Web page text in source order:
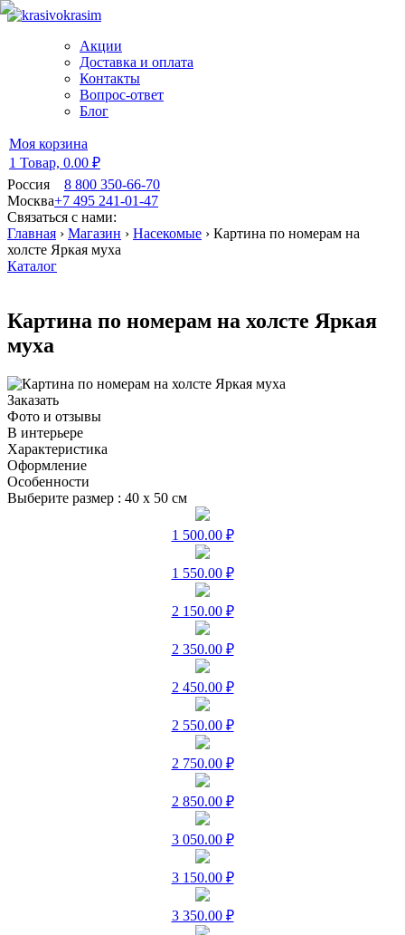
Акции
Доставка и оплата
Контакты
Вопрос-ответ
Блог
Моя корзина
1 Товар, 0.00 ₽
Россия
8 800 350-66-70
Москва+7 495 241-01-47
Связаться с нами:
Главная › Магазин › Насекомые › Картина по номерам на
холсте Яркая муха
Каталог
Картина по номерам на холсте Яркая
муха
Заказать
Фото и отзывы
В интерьере
Характеристика
Оформление
Особенности
Выберите размер : 40 х 50 см
1 500.00 ₽
1 550.00 ₽
2 150.00 ₽
2 350.00 ₽
2 450.00 ₽
2 550.00 ₽
2 750.00 ₽
2 850.00 ₽
3 050.00 ₽
3 150.00 ₽
3 350.00 ₽